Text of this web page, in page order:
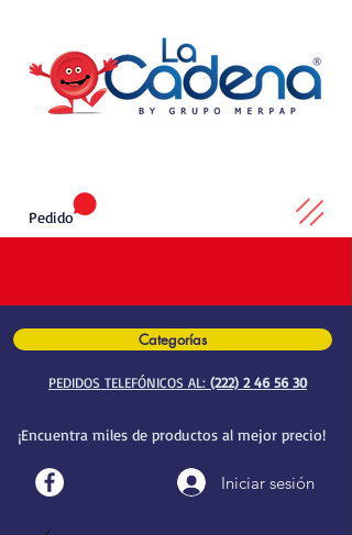
Categorías
PEDIDOS TELEFÓNICOS AL: (222) 2 46 56 30
¡Encuentra miles de productos al mejor precio!
Iniciar sesión
Pedido